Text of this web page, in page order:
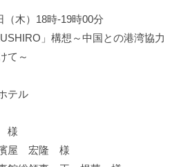
木）18時‐19時00分
」構想～中国との港湾協力
て～
テル
様
濱屋 宏隆 様